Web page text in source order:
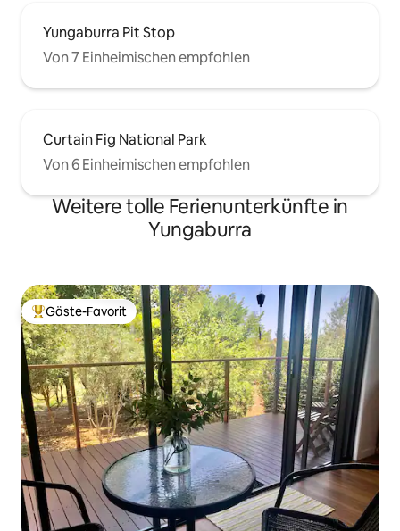
Yungaburra Pit Stop
Von 7 Einheimischen empfohlen
Curtain Fig National Park
Von 6 Einheimischen empfohlen
Weitere tolle Ferienunterkünfte in
Yungaburra
Beliebter Gäste-Favorit.
Gäste-Favorit